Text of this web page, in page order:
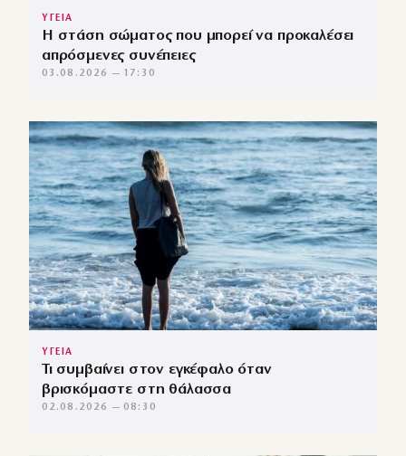
ΥΓΕΙΑ
Η στάση σώματος που μπορεί να προκαλέσει
απρόσμενες συνέπειες
03.08.2026 — 17:30
ΥΓΕΙΑ
Τι συμβαίνει στον εγκέφαλο όταν
βρισκόμαστε στη θάλασσα
02.08.2026 — 08:30